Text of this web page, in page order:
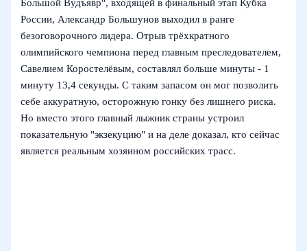
Большой Вудъявр", входящей в финальный этап Кубка
России, Александр Большунов выходил в ранге
безоговорочного лидера. Отрыв трёхкратного
олимпийского чемпиона перед главным преследователем,
Савелием Коростелёвым, составлял больше минуты - 1
минуту 13,4 секунды. С таким запасом он мог позволить
себе аккуратную, осторожную гонку без лишнего риска.
Но вместо этого главный лыжник страны устроил
показательную "экзекуцию" и на деле доказал, кто сейчас
является реальным хозяином российских трасс.